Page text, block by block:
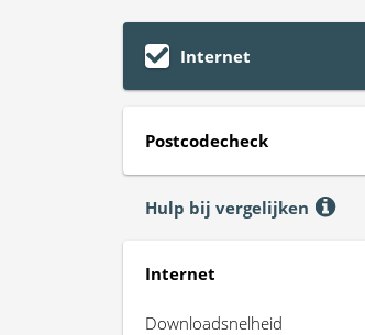
Internet
Postcodecheck
Hulp bij vergelijken
Internet
Downloadsnelheid